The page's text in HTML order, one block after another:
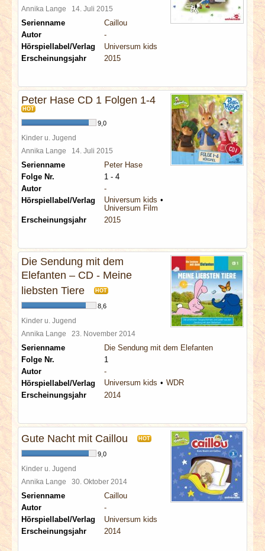
Annika Lange 14. Juli 2015
Serienname
Caillou
Autor
-
Hörspiellabel/Verlag
Universum kids
Erscheinungsjahr
2015
Peter Hase CD 1 Folgen 1-4
HOT
9,0
Kinder u. Jugend
Annika Lange 14. Juli 2015
Serienname
Peter Hase
Folge Nr.
1 - 4
Autor
-
Hörspiellabel/Verlag
Universum kids
Universum Film
Erscheinungsjahr
2015
Die Sendung mit dem
Elefanten – CD - Meine
liebsten Tiere
HOT
8,6
Kinder u. Jugend
Annika Lange 23. November 2014
Serienname
Die Sendung mit dem Elefanten
Folge Nr.
1
Autor
-
Hörspiellabel/Verlag
Universum kids
WDR
Erscheinungsjahr
2014
Gute Nacht mit Caillou HOT
9,0
Kinder u. Jugend
Annika Lange 30. Oktober 2014
Serienname
Caillou
Autor
-
Hörspiellabel/Verlag
Universum kids
Erscheinungsjahr
2014